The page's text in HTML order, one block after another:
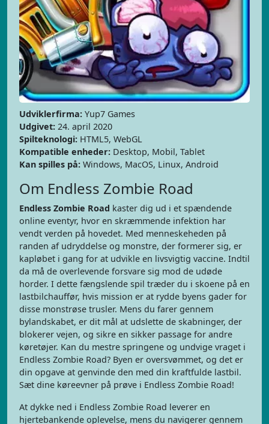
Udviklerfirma: Yup7 Games
Udgivet: 24. april 2020
Spilteknologi: HTML5, WebGL
Kompatible enheder: Desktop, Mobil, Tablet
Kan spilles på: Windows, MacOS, Linux, Android
Om Endless Zombie Road
Endless Zombie Road kaster dig ud i et spændende
online eventyr, hvor en skræmmende infektion har
vendt verden på hovedet. Med menneskeheden på
randen af udryddelse og monstre, der formerer sig, er
kapløbet i gang for at udvikle en livsvigtig vaccine. Indtil
da må de overlevende forsvare sig mod de udøde
horder. I dette fængslende spil træder du i skoene på en
lastbilchauffør, hvis mission er at rydde byens gader for
disse monstrøse trusler. Mens du farer gennem
bylandskabet, er dit mål at udslette de skabninger, der
blokerer vejen, og sikre en sikker passage for andre
køretøjer. Kan du mestre springene og undvige vraget i
Endless Zombie Road? Byen er oversvømmet, og det er
din opgave at genvinde den med din kraftfulde lastbil.
Sæt dine køreevner på prøve i Endless Zombie Road!
At dykke ned i Endless Zombie Road leverer en
hjertebankende oplevelse, mens du navigerer gennem